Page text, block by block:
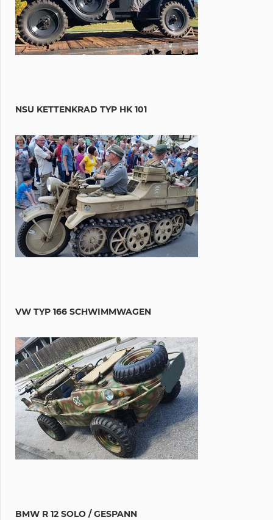
NSU KETTENKRAD TYP HK 101
VW TYP 166 SCHWIMMWAGEN
BMW R 12 SOLO / GESPANN